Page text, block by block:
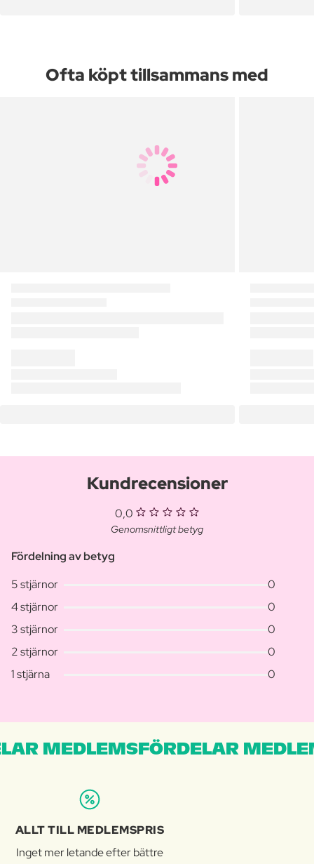
Ofta köpt tillsammans med
Kundrecensioner
0,0
Genomsnittligt betyg
Fördelning av betyg
5 stjärnor
0
4 stjärnor
0
3 stjärnor
0
2 stjärnor
0
1 stjärna
0
MEDLEMSFÖRDELAR
ALLT TILL MEDLEMSPRIS
Inget mer letande efter bättre